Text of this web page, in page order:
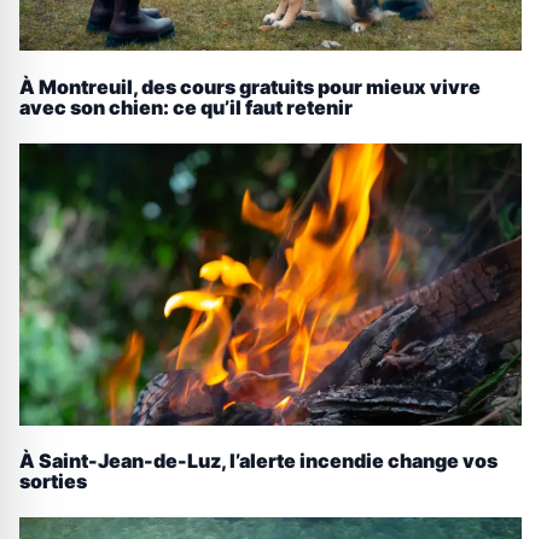
À Montreuil, des cours gratuits pour mieux vivre
avec son chien: ce qu’il faut retenir
À Saint-Jean-de-Luz, l’alerte incendie change vos
sorties